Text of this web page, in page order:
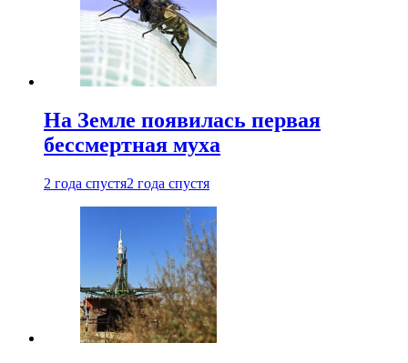
На Земле появилась первая
бессмертная муха
2 года спустя2 года спустя